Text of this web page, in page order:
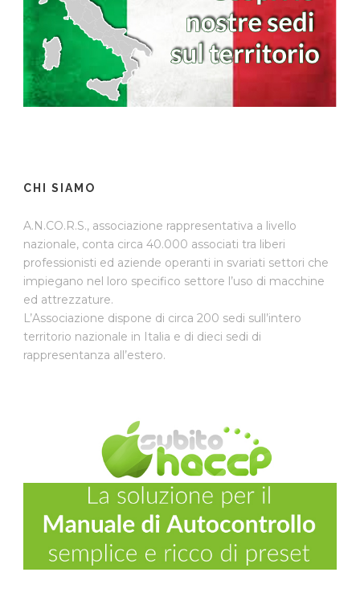
CHI SIAMO
A.N.CO.R.S., associazione rappresentativa a livello
nazionale, conta circa 40.000 associati tra liberi
professionisti ed aziende operanti in svariati settori che
impiegano nel loro specifico settore l’uso di macchine
ed attrezzature.
L’Associazione dispone di circa 200 sedi sull’intero
territorio nazionale in Italia e di dieci sedi di
rappresentanza all’estero.